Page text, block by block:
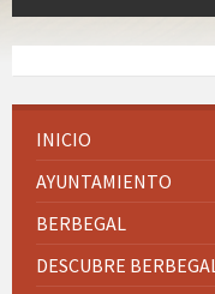
INICIO
AYUNTAMIENTO
BERBEGAL
DESCUBRE